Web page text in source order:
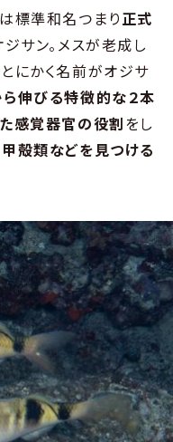
標準和名つまり正式
ジサン。メスが老成し
にかく名前がオジサ
伸びる特徴的な２本
感覚器官の役割をし
殻類などを見つける